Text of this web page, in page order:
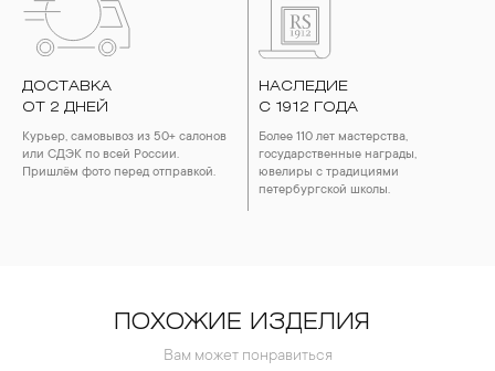
ДОСТАВКА
ОТ 2 ДНЕЙ
Курьер, самовывоз из 50+ салонов
или СДЭК по всей России.
Пришлём фото перед отправкой.
НАСЛЕДИЕ
С 1912 ГОДА
Более 110 лет мастерства,
государственные награды,
ювелиры с традициями
петербургской школы.
ПОХОЖИЕ ИЗДЕЛИЯ
Вам может понравиться